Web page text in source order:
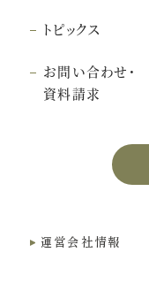
トピックス
お問い合わせ・
資料請求
運営会社情報